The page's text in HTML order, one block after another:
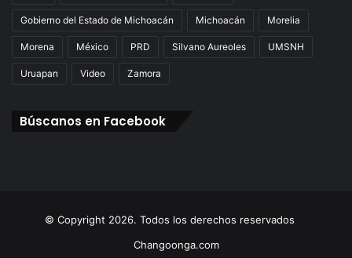
Gobierno del Estado de Michoacán Michoacán Morelia
Morena México PRD Silvano Aureoles UMSNH
Uruapan Video Zamora
Búscanos en Facebook
© Copyright 2026. Todos los derechos reservados
Changoonga.com